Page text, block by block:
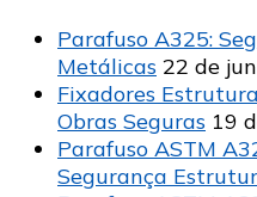
Parafuso A325:
Metálicas 22 de
Fixadores
Obras Seguras 19
Parafuso ASTM
Segurança